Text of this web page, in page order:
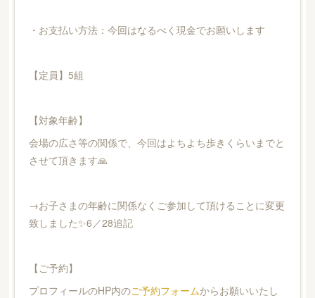
・お支払い方法：今回はなるべく現金でお願いします
【定員】5組
【対象年齢】
会場の広さ等の関係で、今回はよちよち歩きくらいまでと
させて頂きます🙏
→お子さまの年齢に関係なくご参加して頂けることに変更
致しました✨6／28追記
【ご予約】
プロフィールのHP内のご予約フォームからお願いいたし